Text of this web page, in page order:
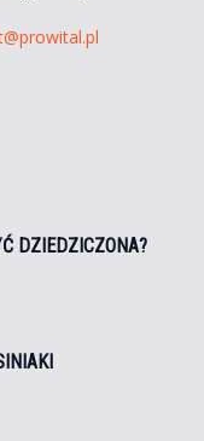
DZIEDZICZONA?